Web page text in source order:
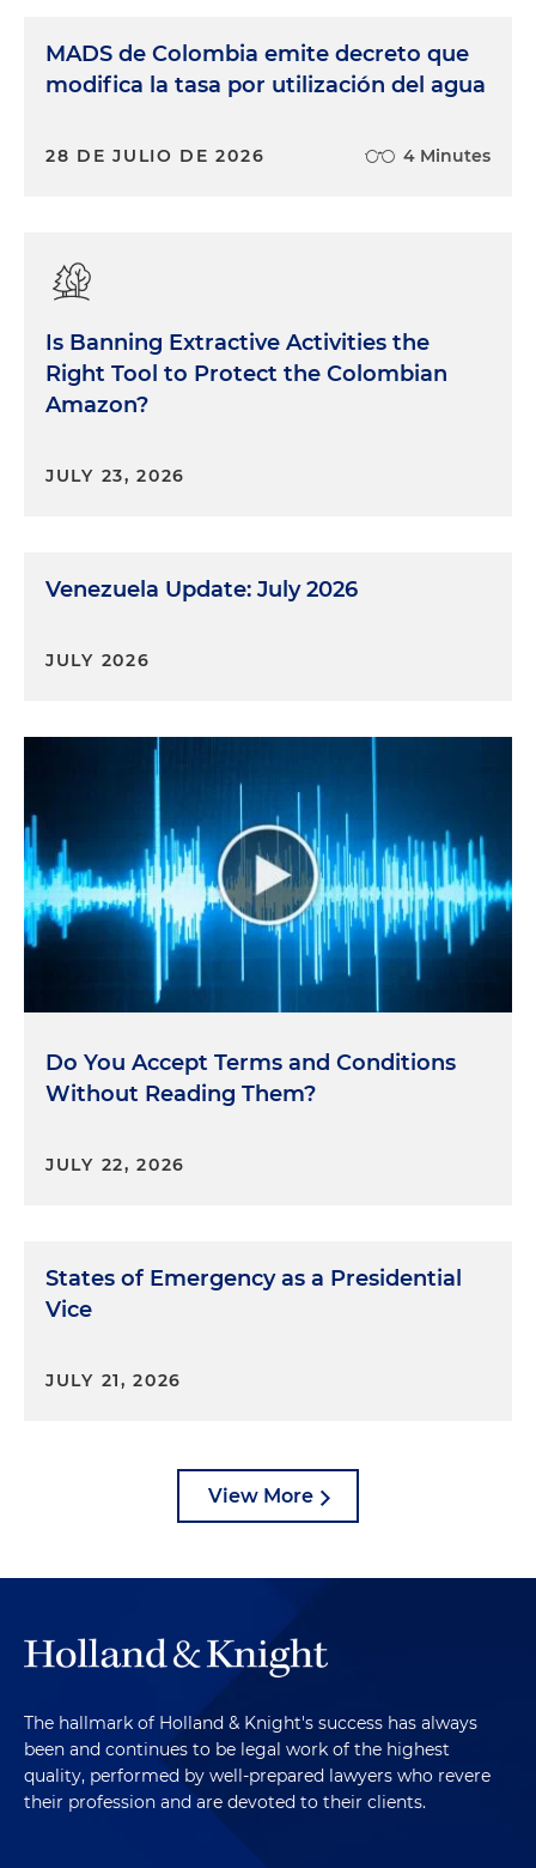
MADS de Colombia emite decreto que
modifica la tasa por utilización del agua
28 DE JULIO DE 2026 4 Minutes
Is Banning Extractive Activities the
Right Tool to Protect the Colombian
Amazon?
JULY 23, 2026
Venezuela Update: July 2026
JULY 2026
Do You Accept Terms and Conditions
Without Reading Them?
JULY 22, 2026
States of Emergency as a Presidential
Vice
JULY 21, 2026
View More
The hallmark of Holland & Knight's success has always
been and continues to be legal work of the highest
quality, performed by well-prepared lawyers who revere
their profession and are devoted to their clients.